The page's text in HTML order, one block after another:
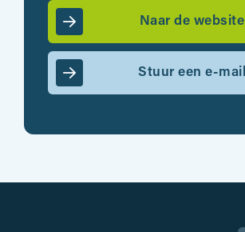
Naar de website
Stuur een e-mail